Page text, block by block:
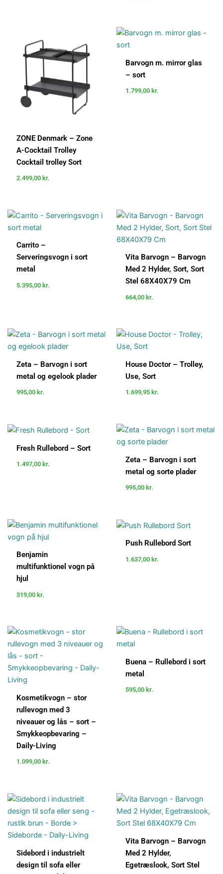
ZONE Denmark – Zone
A-Cocktail Trolley
Cocktail trolley Sort
2.499,00 kr.
Barvogn m. mirror glas
– sort
1.799,00 kr.
Carrito –
Serveringsvogn i sort
metal
5.395,00 kr.
Vita Barvogn – Barvogn
Med 2 Hylder, Sort, Sort
Stel 68X40X79 Cm
664,00 kr.
Zeta – Barvogn i sort
metal og egelook plader
995,00 kr.
House Doctor – Trolley,
Use, Sort
1.699,95 kr.
Fresh Rullebord – Sort
1.497,00 kr.
Zeta – Barvogn i sort
metal og sorte plader
995,00 kr.
Benjamin
multifunktionel vogn på
hjul
319,00 kr.
Push Rullebord Sort
1.637,00 kr.
Kosmetikvogn – stor
rullevogn med 3
niveauer og lås – sort –
Smykkeopbevaring –
Daily-Living
1.099,00 kr.
Buena – Rullebord i sort
metal
595,00 kr.
Sidebord i industrielt
design til sofa eller
Vita Barvogn – Barvogn
Med 2 Hylder,
Egetræslook, Sort Stel